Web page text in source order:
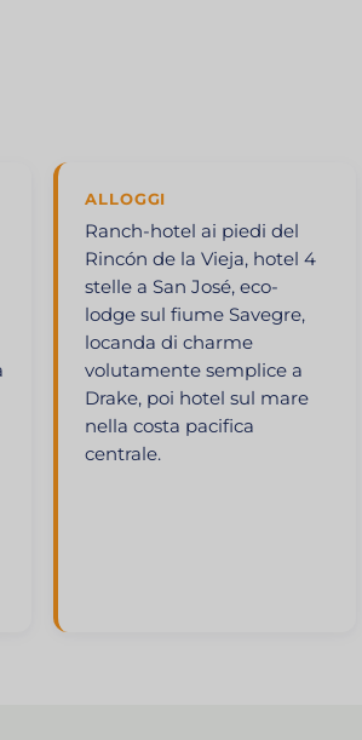
ALLOGGI
Ranch-hotel ai piedi del
Rincón de la Vieja, hotel 4
stelle a San José, eco-
lodge sul fiume Savegre,
locanda di charme
volutamente semplice a
Drake, poi hotel sul mare
nella costa pacifica
centrale.